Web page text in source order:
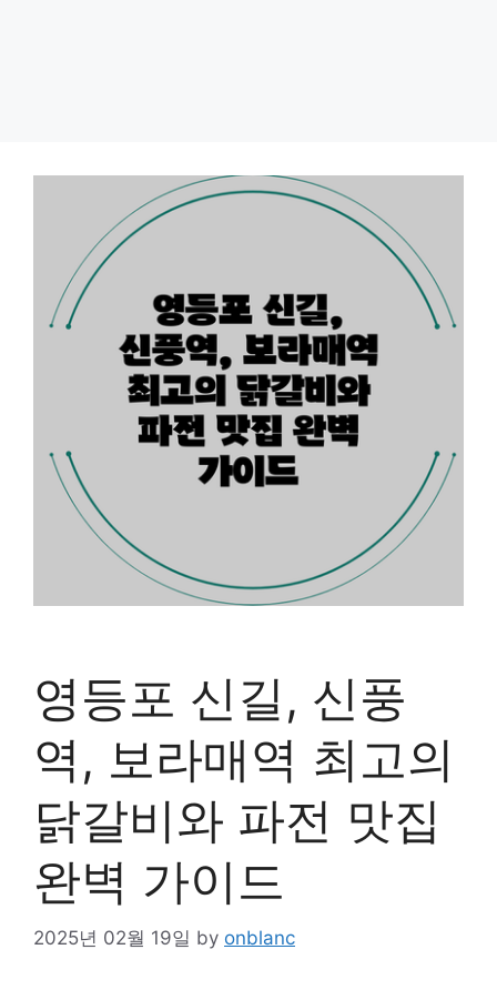
영등포 신길, 신풍
역, 보라매역 최고의
닭갈비와 파전 맛집
완벽 가이드
2025년 02월 19일 by onblanc